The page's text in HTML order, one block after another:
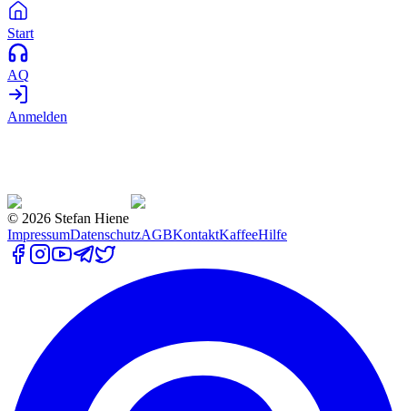
Start
AQ
Anmelden
© 2026 Stefan Hiene
ImpressumDatenschutzAGBKontaktKaffeeHilfe